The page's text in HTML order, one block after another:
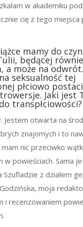
w akademiku
cię z tego miejsca
mamy do
będącej
a może na odwrót.
seksualność tej
płciowo
Jaki jest
transpłciowości?
Jestem otwarta na
znajomych i to
nic przeciwko
w powieściach. Sama
Szufladzie z działem
moja
i recenzowaniem